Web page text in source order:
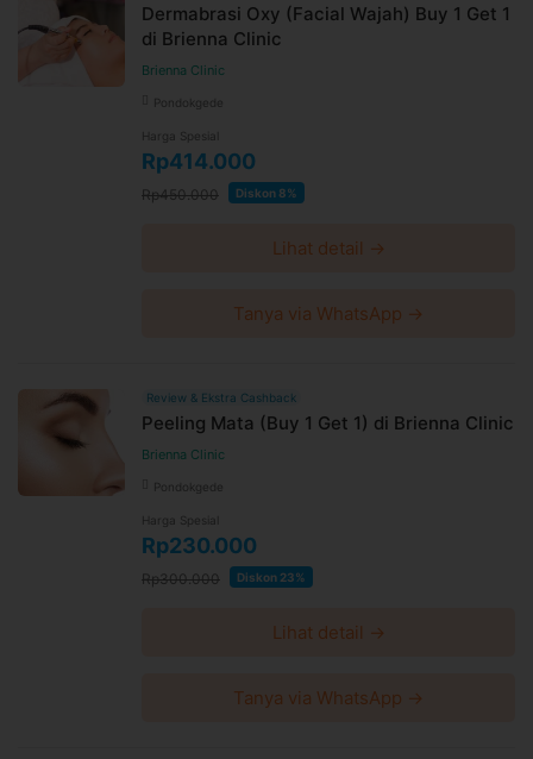
Dermabrasi Oxy (Facial Wajah) Buy 1 Get 1
di Brienna Clinic
Brienna Clinic
Pondokgede
Harga Spesial
Rp414.000
Rp450.000 Diskon 8%
Lihat detail →
Tanya via WhatsApp →
Review & Ekstra Cashback
Peeling Mata (Buy 1 Get 1) di Brienna Clinic
Brienna Clinic
Pondokgede
Harga Spesial
Rp230.000
Rp300.000 Diskon 23%
Lihat detail →
Tanya via WhatsApp →